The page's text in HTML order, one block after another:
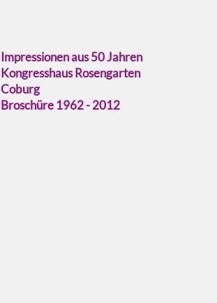
Impressionen aus 50 Jahren
Kongresshaus Rosengarten
Coburg
Broschüre 1962 - 2012